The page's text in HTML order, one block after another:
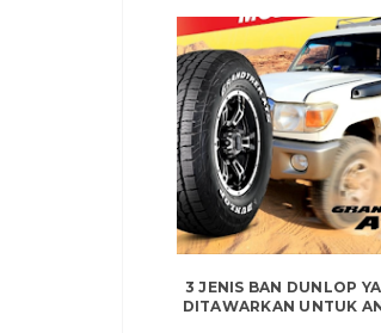
3 JENIS BAN DUNLOP
DITAWARKAN UNTUK